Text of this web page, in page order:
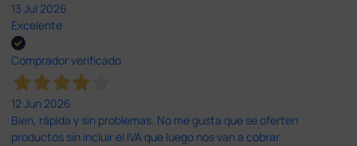
13 Jul 2026
Excelente
Comprador verificado
12 Jun 2026
Bien, rápida y sin problemas. No me gusta que se oferten
productos sin incluir el IVA que luego nos van a cobrar.